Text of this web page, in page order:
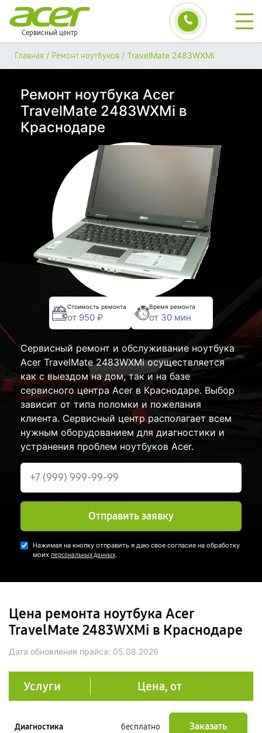
Сервисный центр
Главная / Ремонт ноутбуков / TravelMate 2483WXMi
Ремонт ноутбука Acer
TravelMate 2483WXMi в
Краснодаре
Стоимость ремонта
от 950 ₽
Время ремонта
от 30 мин
Сервисный ремонт и обслуживание ноутбука
Acer TravelMate 2483WXMi осуществляется
как с выездом на дом, так и на базе
сервисного центра Acer в Краснодаре. Выбор
зависит от типа поломки и пожелания
клиента. Сервисный центр располагает всем
нужным оборудованием для диагностики и
устранения проблем ноутбуков Acer.
Отправить заявку
Нажимая на кнопку отправить я даю свое согласие на обработку
моих персональных данных.
Цена ремонта ноутбука Acer
TravelMate 2483WXMi в Краснодаре
Дата обновления прайса: 05.08.2026
Услуги Цена, от
Диагностика бесплатно Заказать